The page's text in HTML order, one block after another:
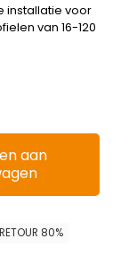
installatie voor
van 16-120
aan
RETOUR 80%